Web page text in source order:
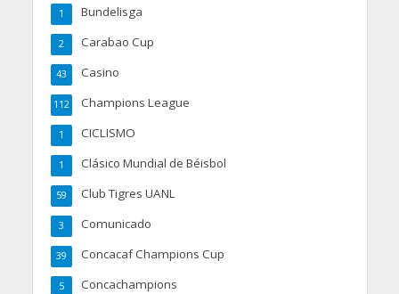
Bundelisga
1
Carabao Cup
2
Casino
43
Champions League
112
CICLISMO
1
Clásico Mundial de Béisbol
1
Club Tigres UANL
59
Comunicado
3
Concacaf Champions Cup
39
Concachampions
5